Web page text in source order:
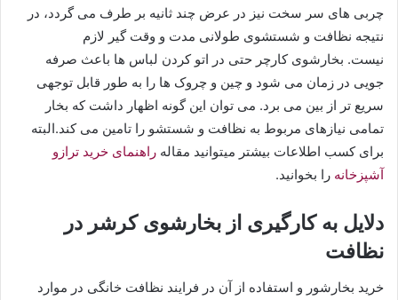
چربی های سر سخت نیز در عرض چند ثانیه بر طرف می گردد، در
نتیجه نظافت و شستشوی طولانی مدت و وقت گیر لازم
نیست. بخارشوی کارچر حتی در اتو کردن لباس ها باعث صرفه
جویی در زمان می شود و چین و چروک ها را به طور قابل توجهی
سریع تر از بین می برد. می توان این گونه اظهار داشت که بخار
تمامی نیازهای مربوط به نظافت و شستشو را تامین می کند.البته
برای کسب اطلاعات بیشتر میتوانید مقاله راهنمای خرید ترازو
آشپزخانه را بخوانید.
دلایل به کارگیری از بخارشوی کرشر در
نظافت
خرید بخارشور و استفاده از آن در فرایند نظافت خانگی در موارد